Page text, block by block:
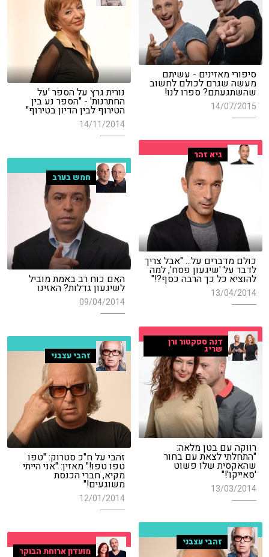
סיפורי מאזינים - עשיתם
מעשה שגרם לכולם לחשוב
שהשתגעתם? ספרו לנו!
14/07/2015
נורית גרץ על הספר 'על
החתרנות' - "הספר נע בין
הטירוף לבין הדיון בטירוף"
14/11/2014
גיא זהר
כולם מדברים על... "אבל צריך
לדבר על 'שיגעון פסח', למה
להוציא כל כך הרבה כסף?!"
13/04/2014
חמש בערב
האם כוח רב באמת מוביל
לשיגעון גדלות? האזינו
09/04/2014
דנה ספקטור ורן
שריג
רווקה עם בטן מלאה:
"התחלתי לצאת עם בחור
שהאקסית שלו פשוט
'סאייקו'!"
13/03/2014
זהבי עצבני
זהבי על ח"כ סטרוק: "טפו
טפו טפו!" מאזין: "אני הייתי
מקיא, חברי הכנסת
משוגעים!"
12/01/2014
זהבי עצבני
מועדון ארוחת הבוקר